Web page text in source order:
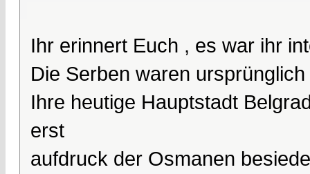
Ihr erinnert Euch , es war ihr
Die Serben waren
Ihre heutige Hauptstadt
erst
aufdruck der Osmanen